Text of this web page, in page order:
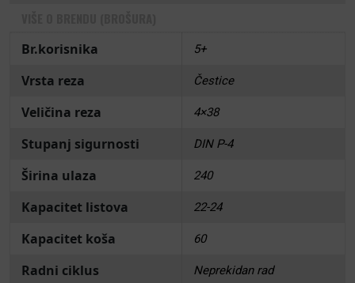
Br.korisnika
5+
Vrsta reza Čestice
Veličina reza 4×38
Stupanj sigurnosti DIN P-4
Širina ulaza 240
Kapacitet listova 22-24
Kapacitet koša 60
Radni ciklus Neprekidan rad